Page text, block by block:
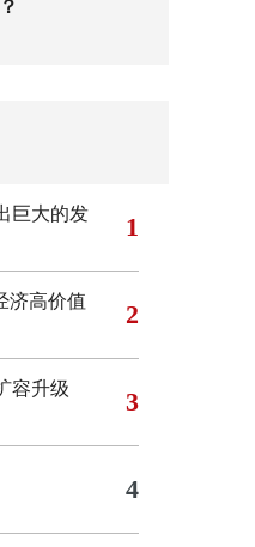
巨大的发
1
济高价值 2
容升级 3
4